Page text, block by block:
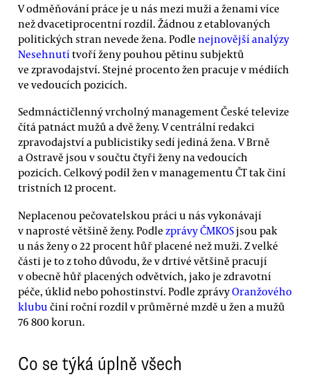
V odměňování práce je u nás mezi muži a ženami více
než dvacetiprocentní rozdíl. Žádnou z etablovaných
politických stran nevede žena. Podle nejnovější analýzy
Nesehnutí tvoří ženy pouhou pětinu subjektů
ve zpravodajství. Stejné procento žen pracuje v médiích
ve vedoucích pozicích.
Sedmnáctičlenný vrcholný management České televize
čítá patnáct mužů a dvě ženy. V centrální redakci
zpravodajství a publicistiky sedí jediná žena. V Brně
a Ostravě jsou v součtu čtyři ženy na vedoucích
pozicích. Celkový podíl žen v managementu ČT tak činí
tristních 12 procent.
Neplacenou pečovatelskou práci u nás vykonávají
v naprosté většině ženy. Podle zprávy ČMKOSjsou pak
u nás ženy o 22 procent hůř placené než muži. Z velké
části je to z toho důvodu, že v drtivé většině pracují
v obecně hůř placených odvětvích, jako je zdravotní
péče, úklid nebo pohostinství. Podle zprávyOranžového
klubu činí roční rozdíl v průměrné mzdě u žen a mužů
76 800 korun.
Co se týká úplně všech